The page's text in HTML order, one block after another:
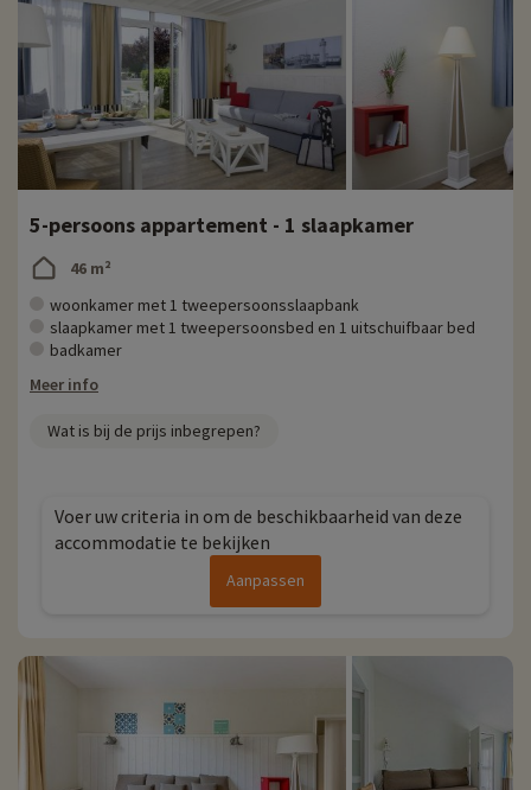
5-persoons appartement - 1 slaapkamer
46 m²
woonkamer met 1 tweepersoonsslaapbank
slaapkamer met 1 tweepersoonsbed en 1 uitschuifbaar bed
badkamer
Meer info
Wat is bij de prijs inbegrepen?
Voer uw criteria in om de beschikbaarheid van deze
accommodatie te bekijken
Aanpassen